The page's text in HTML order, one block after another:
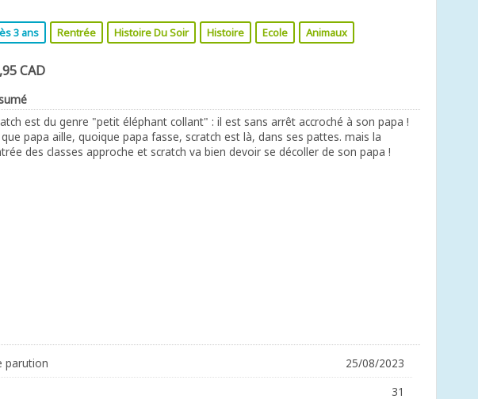
3 ans Rentrée Histoire Du Soir Histoire Ecole Animaux
CAD
est du genre "petit éléphant collant" : il est sans arrêt accroché à son papa !
papa aille, quoique papa fasse, scratch est là, dans ses pattes. mais la
des classes approche et scratch va bien devoir se décoller de son papa !
parution
25/08/2023
31